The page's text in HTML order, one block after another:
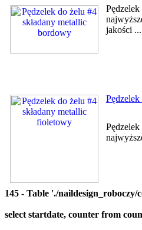
jakości ...
145 - Table './
select startdate, counter from